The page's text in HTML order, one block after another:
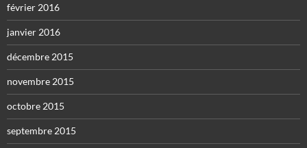
février 2016
janvier 2016
décembre 2015
novembre 2015
octobre 2015
septembre 2015